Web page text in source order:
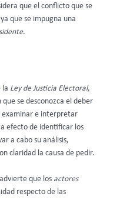
que el conflicto que se
que se impugna una
.
la Ley de Justicia Electoral,
que se desconozca el deber
examinar e interpretar
efecto de identificar los
a cabo su análisis,
claridad la causa de pedir.
que los actores
respecto de las